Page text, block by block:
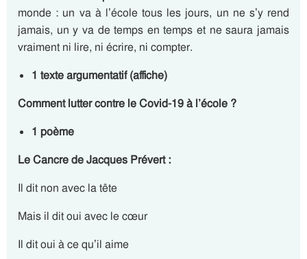
monde : un va à l’école tous les jours, un ne s’y rend
jamais, un y va de temps en temps et ne saura jamais
vraiment ni lire, ni écrire, ni compter.
1 texte argumentatif (affiche)
Comment lutter contre le Covid-19 à l’école ?
1 poème
Le Cancre de Jacques Prévert :
Il dit non avec la tête
Mais il dit oui avec le cœur
Il dit oui à ce qu’il aime